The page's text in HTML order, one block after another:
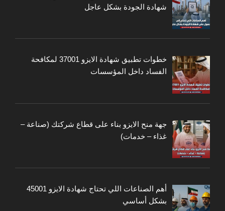
شهادة الجودة بشكل عاجل
خطوات تطبيق شهادة الايزو 37001 لمكافحة
الفساد داخل المؤسسات
جهة منح الايزو بناء على قطاع شركتك (صناعة –
غذاء – خدمات)
أهم الصناعات اللي تحتاج شهادة الايزو 45001
بشكل أساسي